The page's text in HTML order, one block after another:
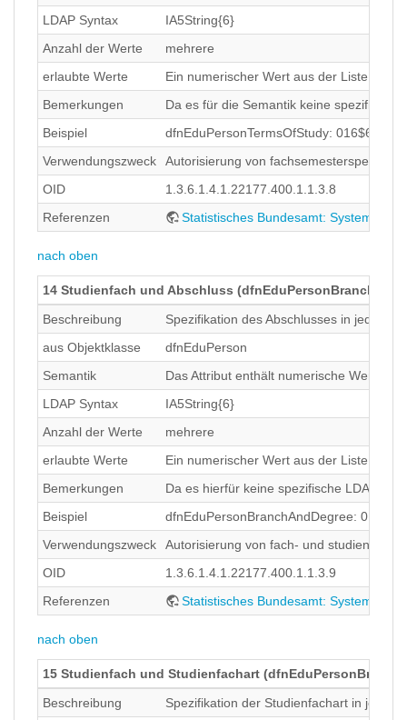
LDAP Syntax
IA5String{6}
Anzahl der Werte
mehrere
erlaubte Werte
Ein numerischer Wert aus der Liste des
Bemerkungen
Da es für die Semantik keine
Beispiel
dfnEduPersonTermsOfStudy: 016$6
Verwendungszweck
Autorisierung von
OID
1.3.6.1.4.1.22177.400.1.1.3.8
Referenzen
Statistisches Bundesamt: Systematik
nach oben
14 Studienfach und Abschluss
Beschreibung
Spezifikation des Abschlusses in jedem
aus Objektklasse
dfnEduPerson
Semantik
Das Attribut enthält numerische Werte
LDAP Syntax
IA5String{6}
Anzahl der Werte
mehrere
erlaubte Werte
Ein numerischer Wert aus der Liste des
Bemerkungen
Da es hierfür keine spezifische LDAP-
Beispiel
dfnEduPersonBranchAndDegree:
Verwendungszweck
Autorisierung von fach- und
OID
1.3.6.1.4.1.22177.400.1.1.3.9
Referenzen
Statistisches Bundesamt: Systematik
nach oben
15 Studienfach und Studienfachart
Beschreibung
Spezifikation der Studienfachart in jedem